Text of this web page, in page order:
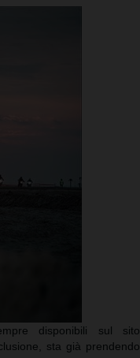
disponibili sul sito
sta già prendendo